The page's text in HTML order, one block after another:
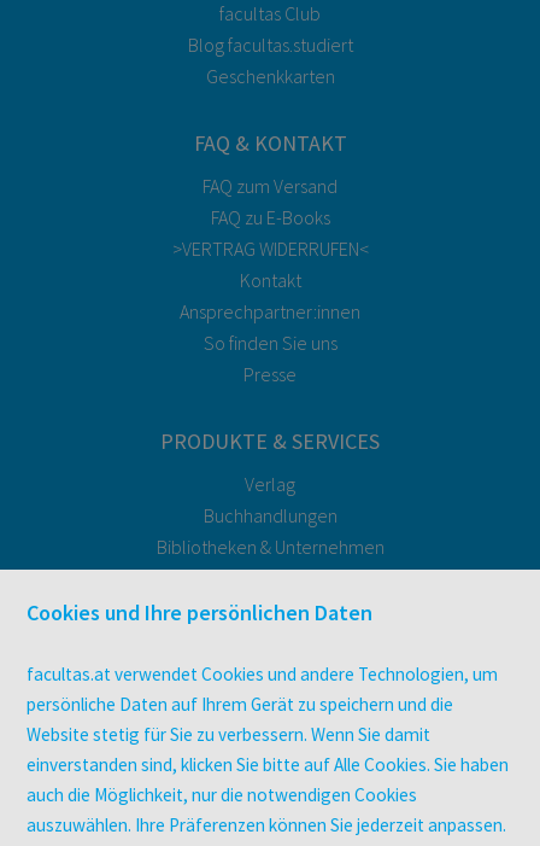
facultas Club
Blog facultas.studiert
Geschenkkarten
FAQ & KONTAKT
FAQ zum Versand
FAQ zu E-Books
>VERTRAG WIDERRUFEN<
Kontakt
Ansprechpartner:innen
So finden Sie uns
Presse
PRODUKTE & SERVICES
Verlag
Buchhandlungen
Bibliotheken & Unternehmen
Druckerei facultas druckt.
Zeitschriften
Digitale Angebote
UNTERNEHMEN
Über facultas
Cookies und Ihre persönlichen Daten
facultas.at verwendet Cookies und andere Technologien, um
persönliche Daten auf Ihrem Gerät zu speichern und die
Website stetig für Sie zu verbessern. Wenn Sie damit
einverstanden sind, klicken Sie bitte auf Alle Cookies. Sie haben
auch die Möglichkeit, nur die notwendigen Cookies
auszuwählen. Ihre Präferenzen können Sie jederzeit anpassen.